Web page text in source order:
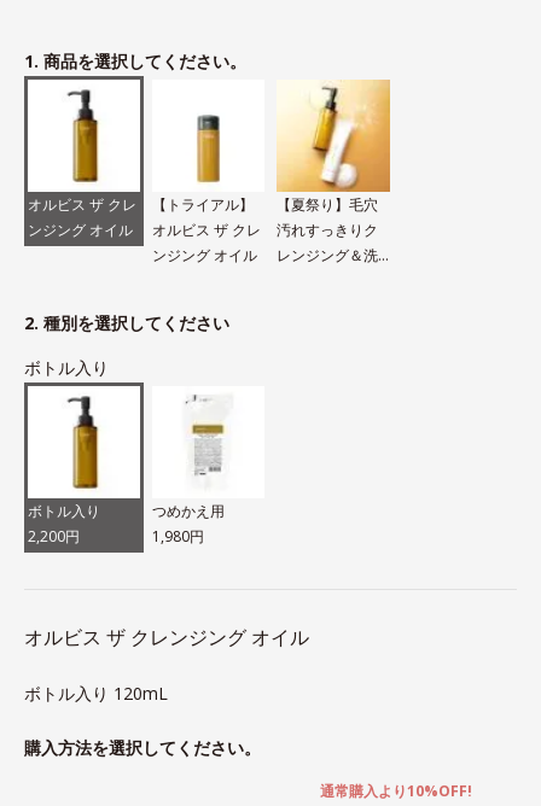
1. 商品を選択してください。
オルビス ザ クレ
ンジング オイル
【トライアル】
オルビス ザ クレ
ンジング オイル
【夏祭り】毛穴
汚れすっきりク
レンジング＆洗
2. 種別を選択してください
ボトル入り
ボトル入り
2,200円
つめかえ用
1,980円
オルビス ザ クレンジング オイル
ボトル入り 120mL
購入方法を選択してください。
通常購入より10%OFF!